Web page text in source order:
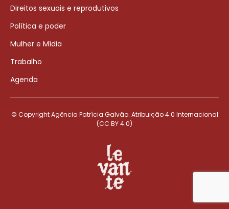
Direitos sexuais e reprodutivos
Política e poder
Mulher e Mídia
Trabalho
Agenda
© Copyright Agência Patrícia Galvão. Atribuição 4.0 Internacional
(CC BY 4.0)